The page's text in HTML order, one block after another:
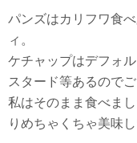
パンズはカリフワ食
ィ。
ケチャップはデフォ
スタード等あるので
私はそのまま食べま
りめちゃくちゃ美味